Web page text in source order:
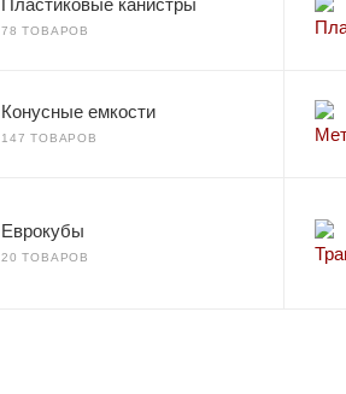
Пластиковые канистры
78 ТОВАРОВ
Конусные емкости
147 ТОВАРОВ
Еврокубы
20 ТОВАРОВ